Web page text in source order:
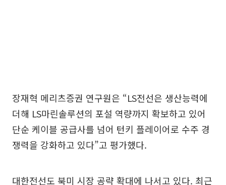
장재혁 메리츠증권 연구원은 “LS전선은 생산능력에
더해 LS마린솔루션의 포설 역량까지 확보하고 있어
단순 케이블 공급사를 넘어 턴키 플레이어로 수주 경
쟁력을 강화하고 있다”고 평가했다.
대한전선도 북미 시장 공략 확대에 나서고 있다. 최근